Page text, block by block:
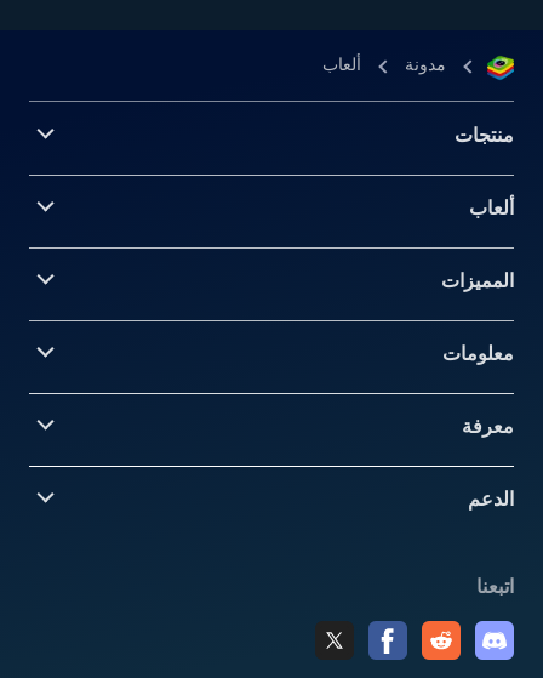
مدونة ألعاب
منتجات
ألعاب
المميزات
معلومات‎
معرفة
الدعم
اتبعنا